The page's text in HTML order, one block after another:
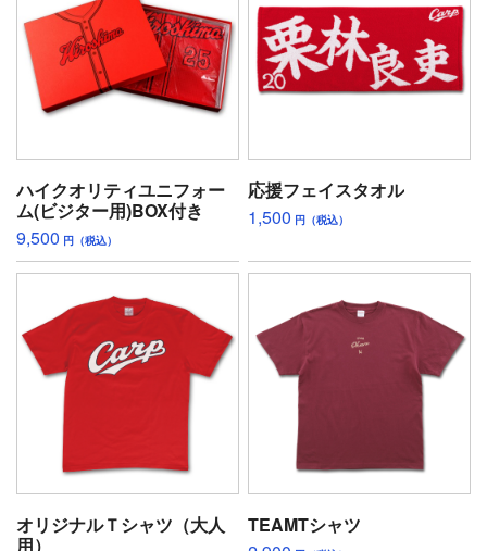
ハイクオリティユニフォー
ム(ビジター用)BOX付き
9,500 円（税込）
応援フェイスタオル
1,500 円（税込）
オリジナルＴシャツ（大人
用）
TEAMTシャツ